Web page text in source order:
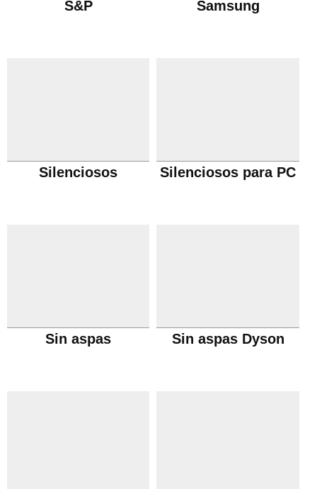
S&P Samsung
Silenciosos Silenciosos para PC
Sin aspas Sin aspas Dyson